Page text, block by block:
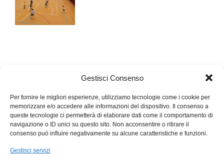
Gestisci Consenso
Per fornire le migliori esperienze, utilizziamo tecnologie come i cookie per
memorizzare e/o accedere alle informazioni del dispositivo. Il consenso a
queste tecnologie ci permetterà di elaborare dati come il comportamento di
navigazione o ID unici su questo sito. Non acconsentire o ritirare il
consenso può influire negativamente su alcune caratteristiche e funzioni.
Gestisci servizi